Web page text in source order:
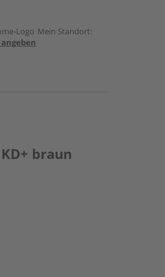
Mein Standort:
angeben
braun